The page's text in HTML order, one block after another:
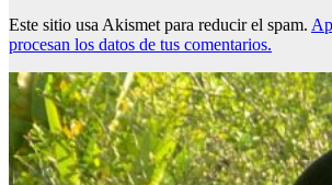
Este sitio usa Akismet para reducir el spam.
procesan los datos de tus comentarios.